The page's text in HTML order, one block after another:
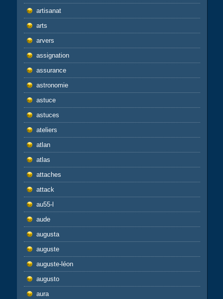
artisanat
arts
arvers
assignation
assurance
astronomie
astuce
astuces
ateliers
atlan
atlas
attaches
attack
au55-l
aude
augusta
auguste
auguste-léon
augusto
aura